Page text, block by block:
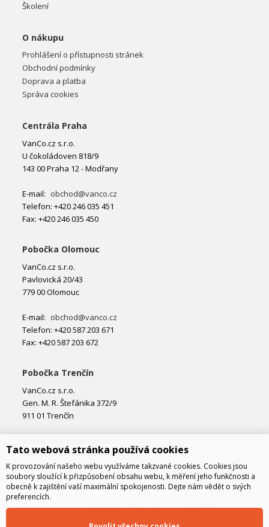
Školení
O nákupu
Prohlášení o přístupnosti stránek
Obchodní podmínky
Doprava a platba
Správa cookies
Centrála Praha
VanCo.cz s.r.o.
U čokoládoven 818/9
143 00 Praha 12 - Modřany
E-mail: obchod@vanco.cz
Telefon: +420 246 035 451
Fax: +420 246 035 450
Pobočka Olomouc
VanCo.cz s.r.o.
Pavlovická 20/43
779 00 Olomouc
E-mail: obchod@vanco.cz
Telefon: +420 587 203 671
Fax: +420 587 203 672
Pobočka Trenčín
VanCo.cz s.r.o.
Gen. M. R. Štefánika 372/9
911 01 Trenčín
Telefon: +421 32 877 74 02
Tato webová stránka používá cookies
K provozování našeho webu využíváme takzvané cookies. Cookies jsou
soubory sloužící k přizpůsobení obsahu webu, k měření jeho funkčnosti a
obecně k zajištění vaší maximální spokojenosti. Dejte nám vědět o svých
preferencích.